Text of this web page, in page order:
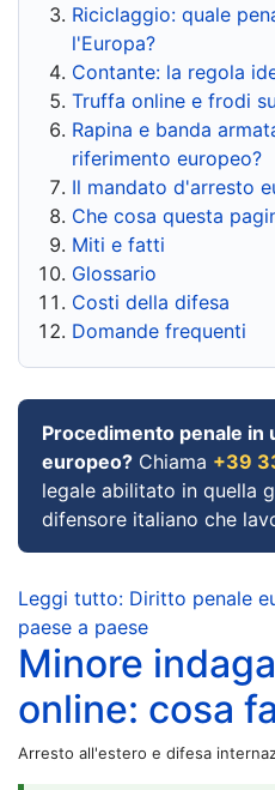
Riciclaggio: quale
l'Europa?
Contante: la regola
Truffa online e frodi
Rapina e banda
riferimento europeo?
Il mandato d'arresto
Che cosa questa
Miti e fatti
Glossario
Costi della difesa
Domande frequenti
Procedimento penale in
europeo? Chiama +39
legale abilitato in quella
difensore italiano che
Leggi tutto: Diritto penale
paese a paese
Minore
online: cosa
Arresto all'estero e difesa